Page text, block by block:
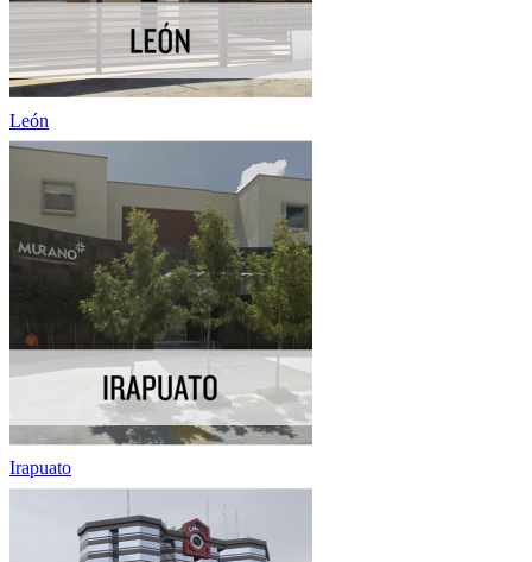
León
Irapuato